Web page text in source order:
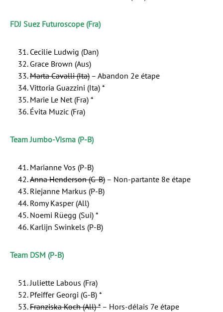
FDJ Suez Futuroscope (Fra)
Cecilie Ludwig (Dan)
Grace Brown (Aus)
Marta Cavalli (Ita) – Abandon 2e étape
Vittoria Guazzini (Ita) *
Marie Le Net (Fra) *
Évita Muzic (Fra)
Team Jumbo-Visma (P-B)
Marianne Vos (P-B)
Anna Henderson (G-B) – Non-partante 8e étape
Riejanne Markus (P-B)
Romy Kasper (All)
Noemi Rüegg (Sui) *
Karlijn Swinkels (P-B)
Team DSM (P-B)
Juliette Labous (Fra)
Pfeiffer Georgi (G-B) *
Franziska Koch (All) * – Hors-délais 7e étape